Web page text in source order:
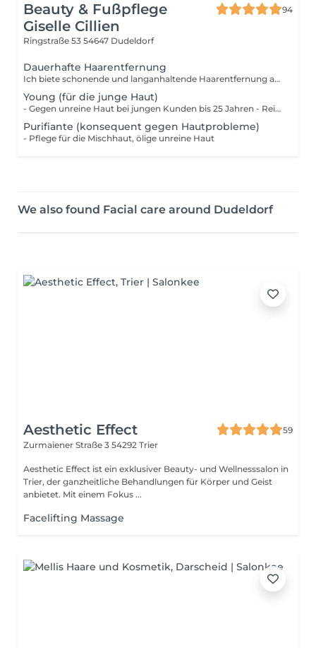
Beauty & Fußpflege
Giselle Cillien
94
Ringstraße 53 54647 Dudeldorf
Dauerhafte Haarentfernung
Ich biete schonende und langanhaltende Haarentfernung an fuer jeden Koerperbereich. Ich nutze neueste Technik fuer seidig glatte Haut. Dies wird auf jede Person einzeln abgestimmt.
Young (für die junge Haut)
- Gegen unreine Haut bei jungen Kunden bis 25 Jahren - Reinigung , Peeling und Ausreinigung der Haut, Maske und Abschlusspflege MS Elektro-Muskuläre-Stimulation: Gesichtsstraffung und Kontur Lift ohne Risiko. Diese Wirkungsvolle Methode lässt die Haut straff und geliftet erscheinen, (Kosten innerhalb einer Gesichtsbehandlung: 20 )
Purifiante (konsequent gegen Hautprobleme)
- Pflege für die Mischhaut, ölige unreine Haut
We also found Facial care around Dudeldorf
Aesthetic Effect
59
Zurmaiener Straße 3 54292 Trier
Aesthetic Effect ist ein exklusiver Beauty- und Wellnesssalon in
Trier, der ganzheitliche Behandlungen für Körper und Geist
anbietet. Mit einem Fokus ...
Facelifting Massage